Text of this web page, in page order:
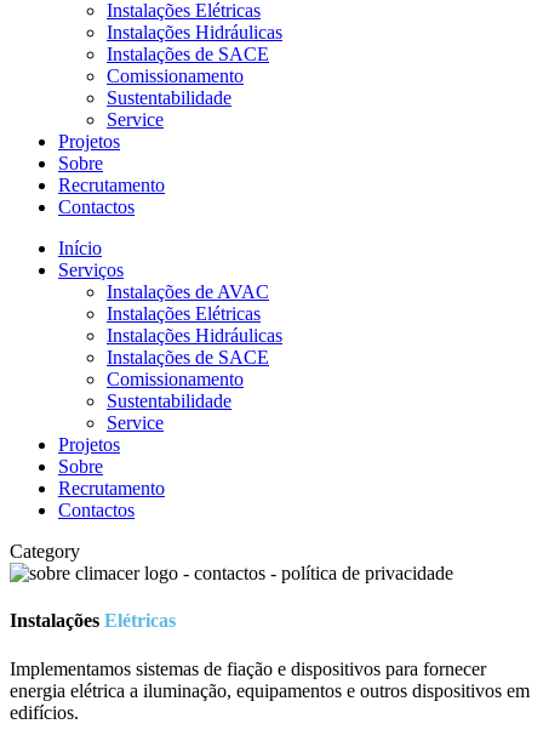
Instalações Elétricas
Instalações Hidráulicas
Instalações de SACE
Comissionamento
Sustentabilidade
Service
Projetos
Sobre
Recrutamento
Contactos
Início
Serviços
Instalações de AVAC
Instalações Elétricas
Instalações Hidráulicas
Instalações de SACE
Comissionamento
Sustentabilidade
Service
Projetos
Sobre
Recrutamento
Contactos
Category
Instalações Elétricas
Implementamos sistemas de fiação e dispositivos para fornecer
energia elétrica a iluminação, equipamentos e outros dispositivos em
edifícios.